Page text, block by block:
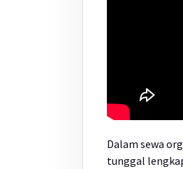
Dalam sewa
tunggal